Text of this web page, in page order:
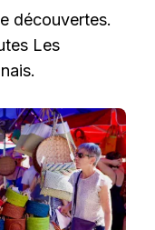
découvertes.
Les